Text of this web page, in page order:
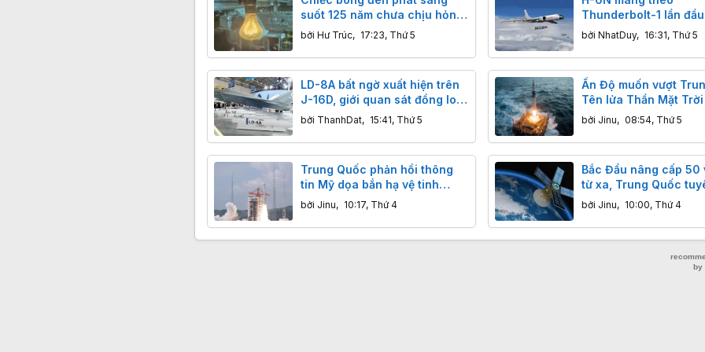
suốt 125 năm chưa chịu hỏng:
Độ bền khiến công nghệ hiện
đại cũng phải ngả nón
bởi Hư Trúc, 17:23, Thứ 5
Thunderbolt-1 lần
hiện: Trung Quốc
thông điệp gì tới các
tàu sân bay?
bởi NhatDuy, 16:31, Thứ 5
LD-8A bất ngờ xuất hiện trên
J-16D, giới quan sát đồng loạt
thay đổi nhận định về tên lửa
chống radar mới của Trung
Quốc
bởi ThanhDat, 15:41, Thứ 5
Ấn Độ muốn vượt
Tên lửa Thần Mặt
vội vàng?
bởi Jinu, 08:54, Thứ 5
Trung Quốc phản hồi thông
tin Mỹ dọa bắn hạ vệ tinh
Trung Quốc
bởi Jinu, 10:17, Thứ 4
Bắc Đẩu nâng cấp 50
từ xa, Trung Quốc
Công nghệ đột phá,
xác centimet vượt trội
bởi Jinu, 10:00, Thứ 4